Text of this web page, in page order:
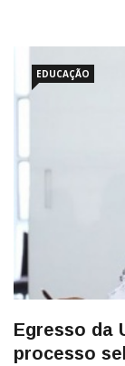
EDUCAÇÃO
Egresso da
processo